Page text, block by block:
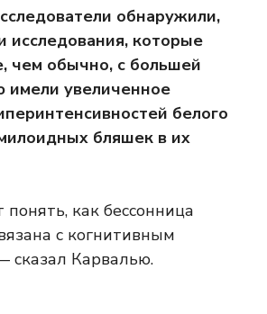
обнаружили,
исследования, которые
чем обычно, с большей
имели увеличенное
белого
бляшек в их
понять, как бессонница
с когнитивным
сказал Карвалью.